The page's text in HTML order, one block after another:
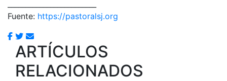
Fuente: https://pastoralsj.org
ARTÍCULOS
RELACIONADOS